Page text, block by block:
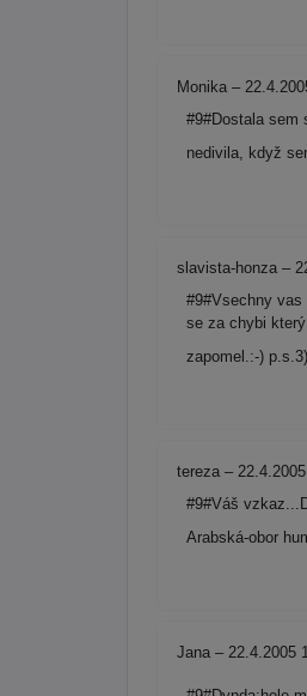
Monika –
#9#Dostala sem
nedivila, když
slavista-honza –
#9#Vsechny
se za chybi
zapomel.:-)
tereza –
#9#Váš
Arabská-obor
Jana – 22.4.2005